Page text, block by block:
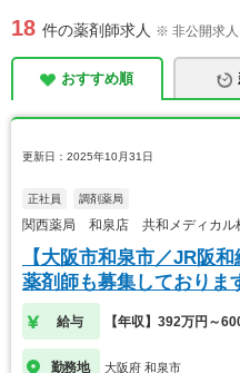
18 件の薬剤師求人 ※ 非公開求人
おすすめ順
更新日：2025年10月31日
正社員 調剤薬局
関西薬局 和泉店 共和メディカル
【大阪市和泉市／JR阪
薬剤師も募集しておりま
給与 【年収】392万円～
勤務地 大阪府 和泉市